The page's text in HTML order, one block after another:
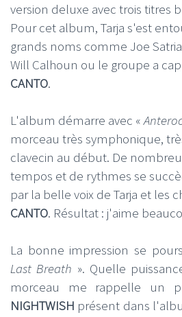
version deluxe avec trois titres
Pour cet album, Tarja s'est
grands noms comme Joe
Will Calhoun ou le groupe a
CANTO.
L'album démarre avec «
morceau très symphonique,
clavecin au début. De
tempos et de rythmes se
par la belle voix de Tarja et les
CANTO. Résultat : j'aime
La bonne impression se
Last Breath ». Quelle
morceau me rappelle un
NIGHTWISH présent dans